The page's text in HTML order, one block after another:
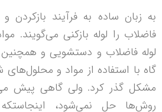
به زبان ساده به فرآیند بازکردن
فاضلاب را لوله بازکنی می‌گویند.
لوله فاضلاب و دستشویی و
گاه با استفاده از مواد و
مشکل گذر کرد. ولی گاهی پیش
روش‌ها حل نمی‌شود، اینجاستکه